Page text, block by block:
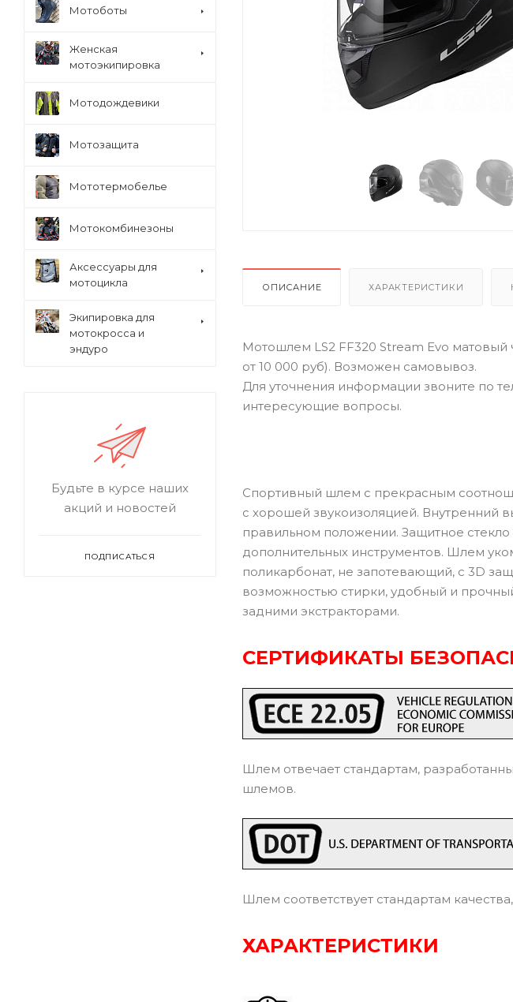
ОПИСАНИЕ ХАРАКТЕРИСТИКИ
Мотошлем LS2 FF320 Stream Evo
от 10 000 руб). Возможен самовывоз.
Для уточнения информации звоните по
интересующие вопросы.
Спортивный шлем с прекрасным
с хорошей звукоизоляцией. Внутренний
правильном положении. Защитное
дополнительных инструментов. Шлем
поликарбонат, не запотевающий, с 3D
возможностью стирки, удобный и
задними экстракторами.
СЕРТИФИКАТЫ
Шлем отвечает стандартам,
шлемов.
Шлем соответствует стандартам
ХАРАКТЕРИСТИКИ
Мотоботы
Женская
мотоэкипировка
Мотодождевики
Мотозащита
Мототермобелье
Мотокомбинезоны
Аксессуары для
мотоцикла
Экипировка для
мотокросса и
эндуро
Будьте в курсе наших
акций и новостей
ПОДПИСАТЬСЯ